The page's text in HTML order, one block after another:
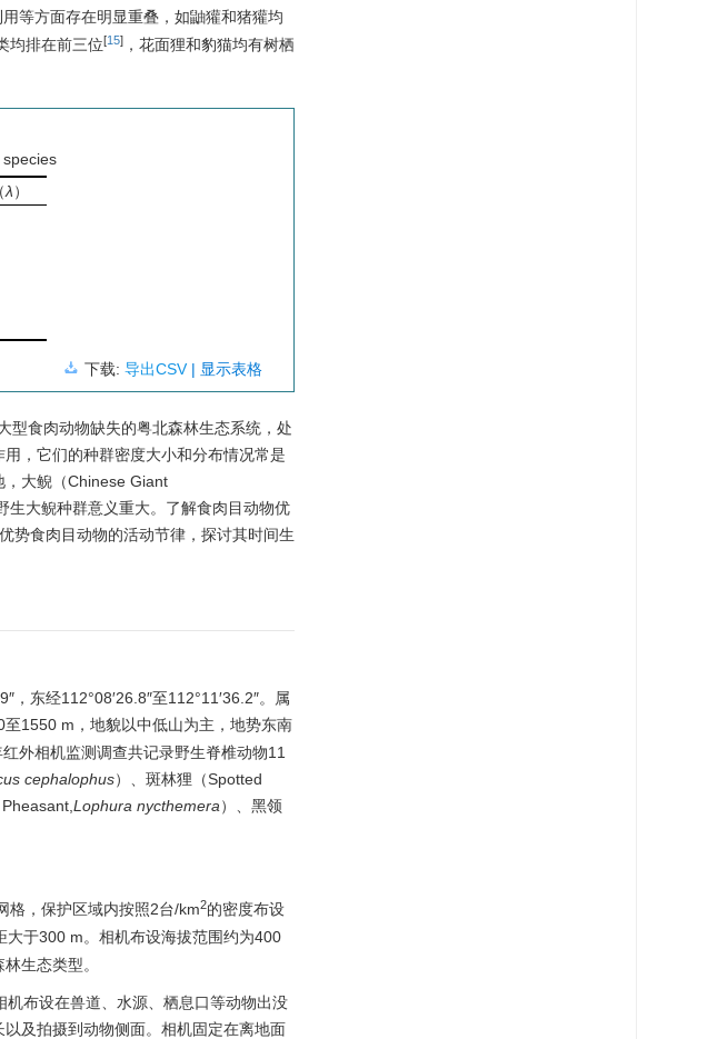
等方面存在明显重叠，如鼬獾和猪獾均
均排在前三位[15] ，花面狸和豹猫均有树栖
λ）
下载: 导出CSV | 显示表格
型食肉动物缺失的粤北森林生态系统，处
，它们的种群密度大小和分布情况常是
，大鲵（Chinese Giant
生大鲵种群意义重大。了解食肉目动物优
势食肉目动物的活动节律，探讨其时间生
东经112°08′26.8″至112°11′36.2″。属
至1550 m，地貌以中低山为主，地势东南
外相机监测调查共记录野生脊椎动物11
cephalophus）、斑林狸（Spotted
Lophura nycthemera）、黑领
格，保护区域内按照2台/km2的密度布设
于300 m。相机布设海拔范围约为400
生态类型。
布设在兽道、水源、栖息口等动物出没
及拍摄到动物侧面。相机固定在离地面